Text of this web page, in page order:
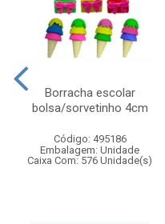
Borracha escolar
bolsa/sorvetinho 4cm
Código: 495186
Embalagem: Unidade
Caixa Com: 576 Unidade(s)